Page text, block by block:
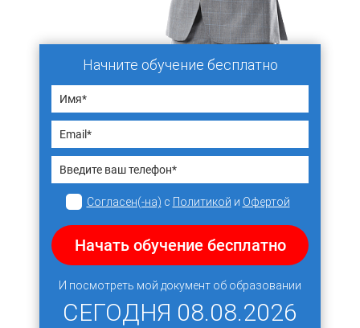
Начните обучение бесплатно
Согласен(-на) с Политикой и Офертой
Начать обучение бесплатно
И посмотреть мой документ об образовании
СЕГОДНЯ 08.08.2026